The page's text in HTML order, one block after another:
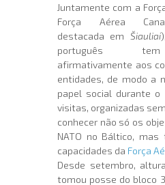
Juntamente com a
Força Aérea
destacada em Šiauliai
português
afirmativamente aos
entidades, de modo a
papel social durante o
visitas, organizadas
conhecer não só os
NATO no Báltico,
capacidades da Força
Desde setembro,
tomou posse do bloco